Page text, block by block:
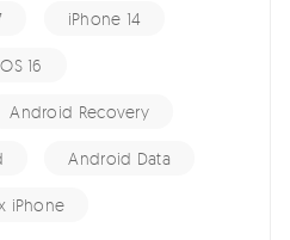
iPhone 14
16
Android Recovery
Android Data
iPhone